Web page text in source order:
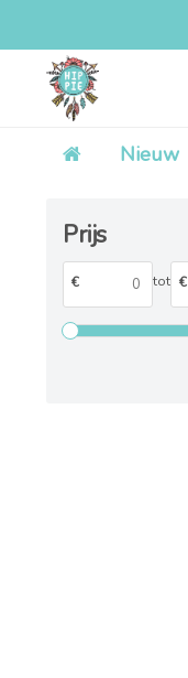
Nieuw
Prijs
€ tot €